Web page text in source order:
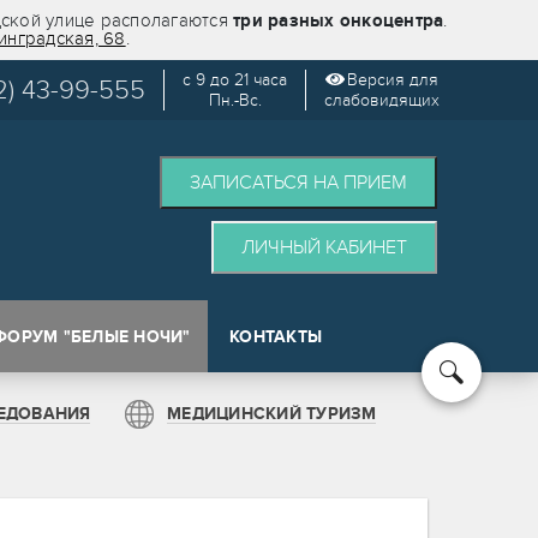
улице располагаются три разных онкоцентра.
68.
43-99-555
с 9 до 21 часа
Пн.-Вс.
Версия для
слабовидящих
ЗАПИСАТЬСЯ НА ПРИЕМ
ЛИЧНЫЙ КАБИНЕТ
"БЕЛЫЕ НОЧИ" КОНТАКТЫ
МЕДИЦИНСКИЙ ТУРИЗМ